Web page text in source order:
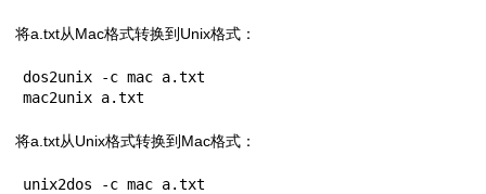
将a.txt从Mac格式转换到Unix格式：
dos2unix -c mac a.txt
mac2unix a.txt
将a.txt从Unix格式转换到Mac格式：
unix2dos -c mac a.txt